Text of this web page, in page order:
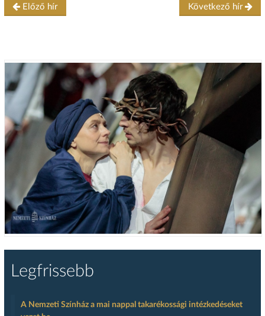
Előző hír Következő hír
Legfrissebb
A Nemzeti Színház a mai nappal takarékossági intézkedéseket